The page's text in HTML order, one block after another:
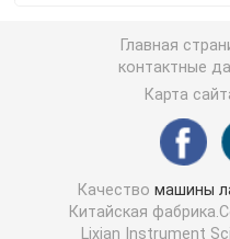
Автомобильное
Оборудование для
упаковывая
Главная
контактные
Карта
Качество машины
Китайская
Lixian Instrument